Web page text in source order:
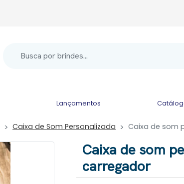
Lançamentos
Caixa de Som Personalizada Caixa de som
Caixa de som
carregador